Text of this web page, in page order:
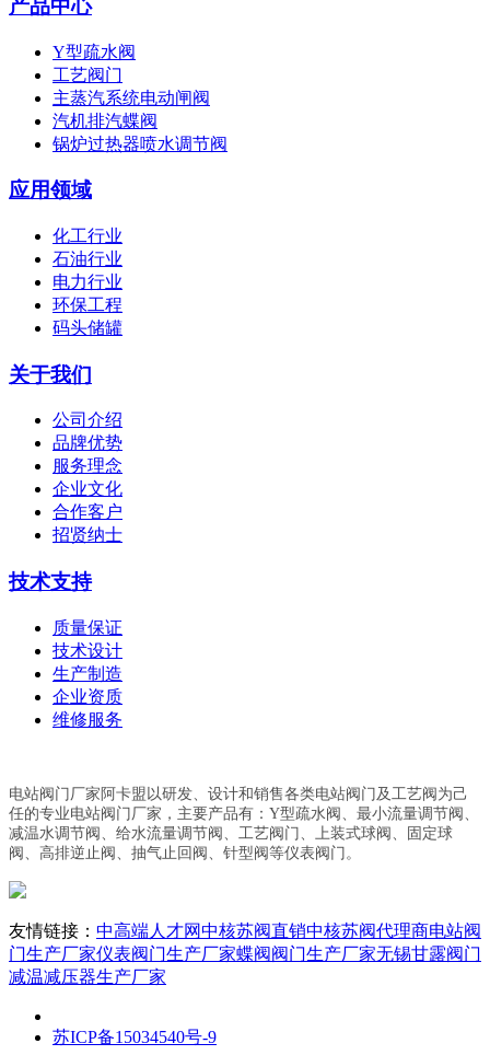
产品中心
Y型疏水阀
工艺阀门
主蒸汽系统电动闸阀
汽机排汽蝶阀
锅炉过热器喷水调节阀
应用领域
化工行业
石油行业
电力行业
环保工程
码头储罐
关于我们
公司介绍
品牌优势
服务理念
企业文化
合作客户
招贤纳士
技术支持
质量保证
技术设计
生产制造
企业资质
维修服务
电站阀门厂家阿卡盟以研发、设计和销售各类电站阀门及工艺阀为己
任的专业电站阀门厂家，主要产品有：Y型疏水阀、最小流量调节阀、
减温水调节阀、给水流量调节阀、工艺阀门、上装式球阀、固定球
阀、高排逆止阀、抽气止回阀、针型阀等仪表阀门。
友情链接： 中高端人才网中核苏阀直销中核苏阀代理商电站阀
门生产厂家仪表阀门生产厂家蝶阀阀门生产厂家无锡甘露阀门
减温减压器生产厂家
苏ICP备15034540号-9